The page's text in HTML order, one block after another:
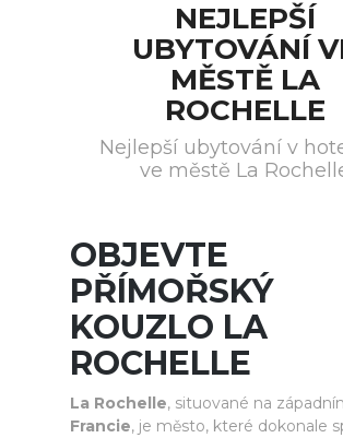
NEJLEPŠÍ
UBYTOVÁNÍ
MĚSTĚ LA
ROCHELLE
Nejlepší ubytování v
ve městě La
OBJEVTE
PŘÍMOŘSKÝ
KOUZLO LA
ROCHELLE
La Rochelle, situované na
Francie, je město, které dokonale